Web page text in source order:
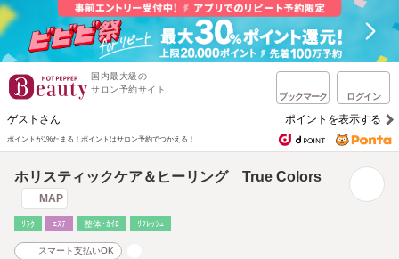
国内最大級の
サロン予約サイト
ブックマーク ログイン
ゲストさん ポイントを表示する
ポイントが1%たまる！ ポイントはサロン予約でつかえる！
ホリスティックケア＆ヒーリング True Colors
MAP
ﾘﾗｸ ｴｽﾃ 整体･ｶｲﾛ ﾘﾌﾚｯｼｭ
スマート支払いOK